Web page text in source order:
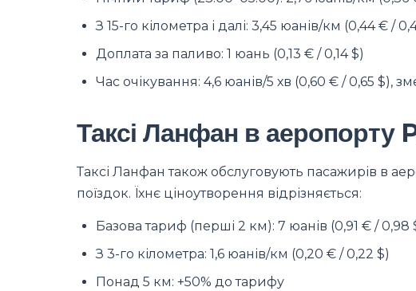
З 15-го кілометра і далі: 3,45 юанів/км (0,44 € /
Доплата за паливо: 1 юань (0,13 € / 0,14 $)
Час очікування: 4,6 юанів/5 хв (0,60 € / 0,65 $),
Таксі Ланфан в аеропорту
Таксі Ланфан також обслуговують пасажирів в
поїздок. Їхнє ціноутворення відрізняється:
Базова тариф (перші 2 км): 7 юанів (0,91 € / 0,98
З 3-го кілометра: 1,6 юанів/км (0,20 € / 0,22 $)
Понад 5 км: +50% до тарифу